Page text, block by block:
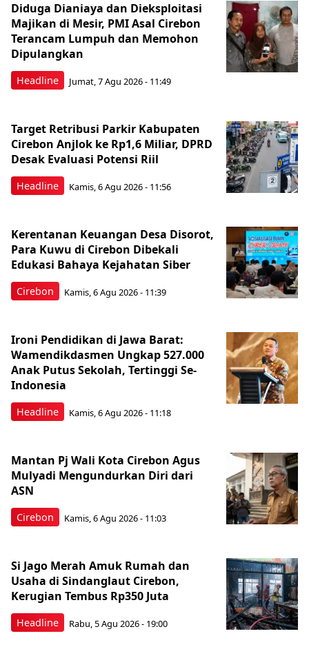
Headline
Diduga Dianiaya dan Dieksploitasi
Majikan di Mesir, PMI Asal Cirebon
Terancam Lumpuh dan Memohon
Dipulangkan
Jumat, 7 Agu 2026 - 11:49
Headline
Target Retribusi Parkir Kabupaten
Cirebon Anjlok ke Rp1,6 Miliar, DPRD
Desak Evaluasi Potensi Riil
Kamis, 6 Agu 2026 - 11:56
Cirebon
Kerentanan Keuangan Desa Disorot,
Para Kuwu di Cirebon Dibekali
Edukasi Bahaya Kejahatan Siber
Kamis, 6 Agu 2026 - 11:39
Headline
Ironi Pendidikan di Jawa Barat:
Wamendikdasmen Ungkap 527.000
Anak Putus Sekolah, Tertinggi Se-
Indonesia
Kamis, 6 Agu 2026 - 11:18
Cirebon
Mantan Pj Wali Kota Cirebon Agus
Mulyadi Mengundurkan Diri dari
ASN
Kamis, 6 Agu 2026 - 11:03
Headline
Si Jago Merah Amuk Rumah dan
Usaha di Sindanglaut Cirebon,
Kerugian Tembus Rp350 Juta
Rabu, 5 Agu 2026 - 19:00